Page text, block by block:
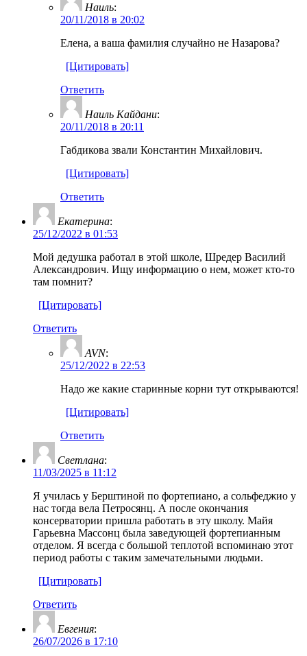
Наиль:
20/11/2018 в 20:02
Елена, а ваша фамилия случайно не Назарова?
[Цитировать]
Ответить
Наиль Кайдани:
20/11/2018 в 20:11
Габдикова звали Константин Михайлович.
[Цитировать]
Ответить
Екатерина:
25/12/2022 в 01:53
Мой дедушка работал в этой школе, Шредер Василий
Александрович. Ищу информацию о нем, может кто-то
там помнит?
[Цитировать]
Ответить
AVN:
25/12/2022 в 22:53
Надо же какие старинные корни тут открываются!
[Цитировать]
Ответить
Светлана:
11/03/2025 в 11:12
Я училась у Берштиной по фортепиано, а сольфеджио у
нас тогда вела Петросянц. А после окончания
консерватории пришла работать в эту школу. Майя
Гарьевна Массонц была заведующей фортепианным
отделом. Я всегда с большой теплотой вспоминаю этот
период работы с таким замечательными людьми.
[Цитировать]
Ответить
Евгения:
26/07/2026 в 17:10